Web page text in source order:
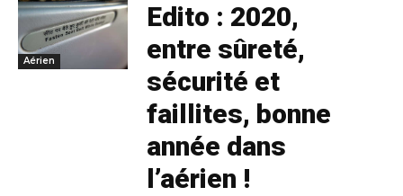
Aérien
Edito : 2020,
entre sûreté,
sécurité et
faillites, bonne
année dans
l’aérien !